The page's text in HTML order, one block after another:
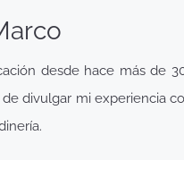
desde hace más de
divulgar mi experiencia